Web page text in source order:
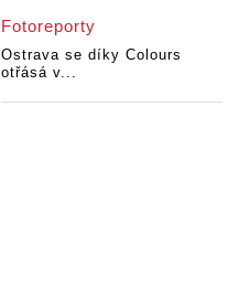
Fotoreporty
Ostrava se díky Colours
otřásá v...